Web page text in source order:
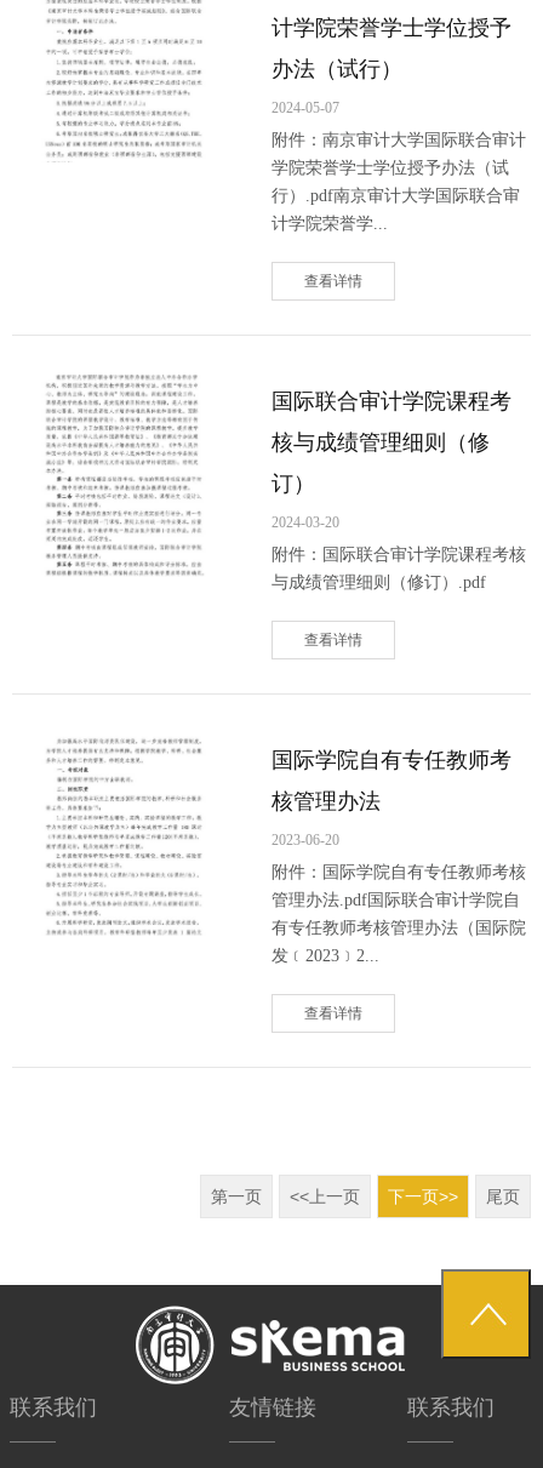
计学院荣誉学士学位授予
办法（试行）
2024-05-07
附件：南京审计大学国际联合审计
学院荣誉学士学位授予办法（试
行）.pdf南京审计大学国际联合审
计学院荣誉学...
查看详情
国际联合审计学院课程考
核与成绩管理细则（修
订）
2024-03-20
附件：国际联合审计学院课程考核
与成绩管理细则（修订）.pdf
查看详情
国际学院自有专任教师考
核管理办法
2023-06-20
附件：国际学院自有专任教师考核
管理办法.pdf国际联合审计学院自
有专任教师考核管理办法（国际院
发﹝2023﹞2...
查看详情
第一页 <<上一页 下一页>> 尾页
联系我们 友情链接 联系我们